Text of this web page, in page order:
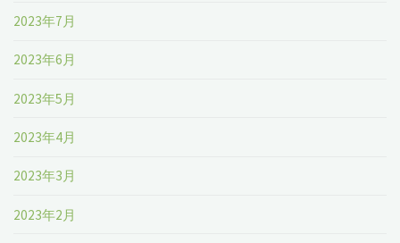
2023年7月
2023年6月
2023年5月
2023年4月
2023年3月
2023年2月